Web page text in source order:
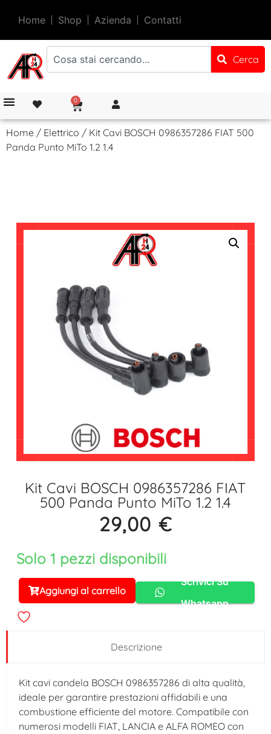
Home Shop Azienda Contatti
Cerca
0
Home / Elettrico / Kit Cavi BOSCH 0986357286 FIAT 500
Panda Punto MiTo 1.2 1.4
Kit Cavi BOSCH 0986357286 FIAT
500 Panda Punto MiTo 1.2 1.4
29,00 €
Solo 1 pezzi disponibili
Aggiungi al carrello
Alternative:
Scrivici Su
Whatsapp
Descrizione
Kit cavi candela BOSCH 0986357286 di alta qualità,
ideale per garantire prestazioni affidabili e una
combustione efficiente del motore. Compatibile con
numerosi modelli FIAT, LANCIA e ALFA ROMEO con